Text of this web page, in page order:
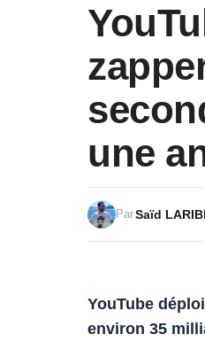
une
ParSaïd LARIBI
YouTube
environ 35